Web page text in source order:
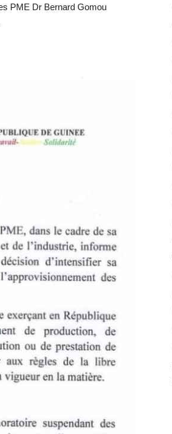
PME Dr Bernard Gomou